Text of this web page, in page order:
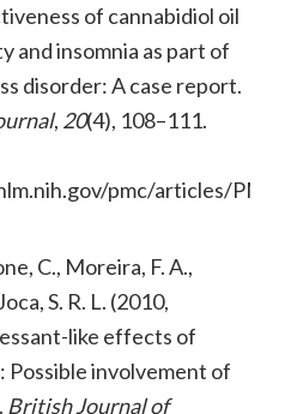
of cannabidiol oil
and insomnia as part of
disorder: A case report.
, 20(4), 108–111.
pmc/articles/
C., Moreira, F. A.,
S. R. L. (2010,
like effects of
Possible involvement of
British Journal of